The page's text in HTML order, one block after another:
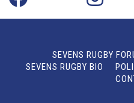
SEVENS RUGBY
SEVENS RUGBY BIO